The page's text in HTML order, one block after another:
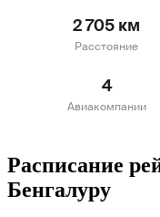
2 705 км
Расстояние
4
Авиакомпании
Расписание
Бенгалуру